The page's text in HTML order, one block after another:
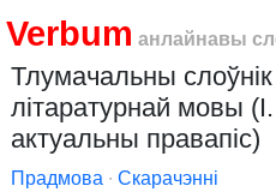
Verbum анлайнавы
Тлумачальны
літаратурнай мовы
актуальны правапіс)
Прадмова ∙ Скарачэнні